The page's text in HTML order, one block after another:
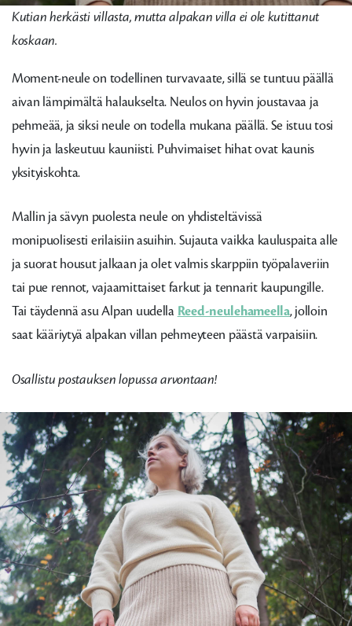
Kutian herkästi villasta, mutta alpakan villa ei ole kutittanut
koskaan.
Moment-neule on todellinen turvavaate, sillä se tuntuu päällä
aivan lämpimältä halaukselta. Neulos on hyvin joustavaa ja
pehmeää, ja siksi neule on todella mukana päällä. Se istuu tosi
hyvin ja laskeutuu kauniisti. Puhvimaiset hihat ovat kaunis
yksityiskohta.
Mallin ja sävyn puolesta neule on yhdisteltävissä
monipuolisesti erilaisiin asuihin. Sujauta vaikka kauluspaita alle
ja suorat housut jalkaan ja olet valmis skarppiin työpalaveriin
tai pue rennot, vajaamittaiset farkut ja tennarit kaupungille.
Tai täydennä asu Alpan uudella Reed-neulehameella, jolloin
saat kääriytyä alpakan villan pehmeyteen päästä varpaisiin.
Osallistu postauksen lopussa arvontaan!